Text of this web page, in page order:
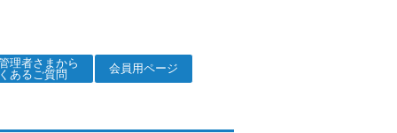
理者さまから
あるご質問
会員用ページ